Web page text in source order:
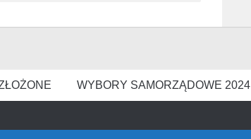
WYBORY SAMORZĄDOWE 2024